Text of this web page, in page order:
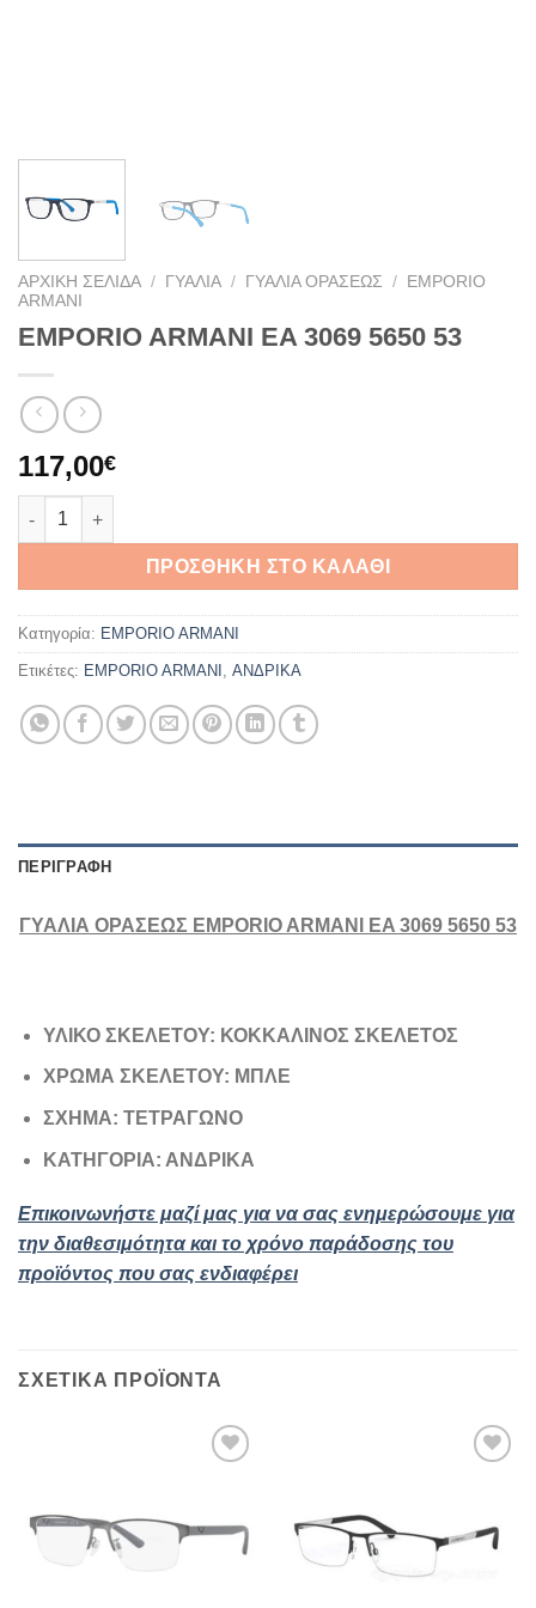
ΑΡΧΙΚΉ ΣΕΛΊΔΑ / ΓΥΑΛΙΆ / ΓΥΑΛΙΆ ΟΡΆΣΕΩΣ /
EMPORIO
ARMANI
EMPORIO ARMANI EA 3069 5650 53
117,00€
EMPORIO ARMANI EA 3069 5650 53 ποσότητα
ΠΡΟΣΘΉΚΗ ΣΤΟ ΚΑΛΆΘΙ
Κατηγορία: EMPORIO ARMANI
Ετικέτες: EMPORIO ARMANI , ΑΝΔΡΙΚΑ
ΠΕΡΙΓΡΑΦΉ
ΓΥΑΛΙΑ ΟΡΑΣΕΩΣ EMPORIO ARMANI EA 3069 5650 53
ΥΛΙΚΟ ΣΚΕΛΕΤΟΥ: ΚΟΚΚΑΛΙΝΟΣ ΣΚΕΛΕΤΟΣ
ΧΡΩΜΑ ΣΚΕΛΕΤΟΥ: ΜΠΛΕ
ΣΧΗΜΑ: ΤΕΤΡΑΓΩΝΟ
ΚΑΤΗΓΟΡΙΑ: ΑΝΔΡΙΚΑ
Επικοινωνήστε μαζί μας για να σας ενημερώσουμε για
την διαθεσιμότητα και το χρόνο παράδοσης του
προϊόντος που σας ενδιαφέρει
ΣΧΕΤΙΚΆ ΠΡΟΪΌΝΤΑ